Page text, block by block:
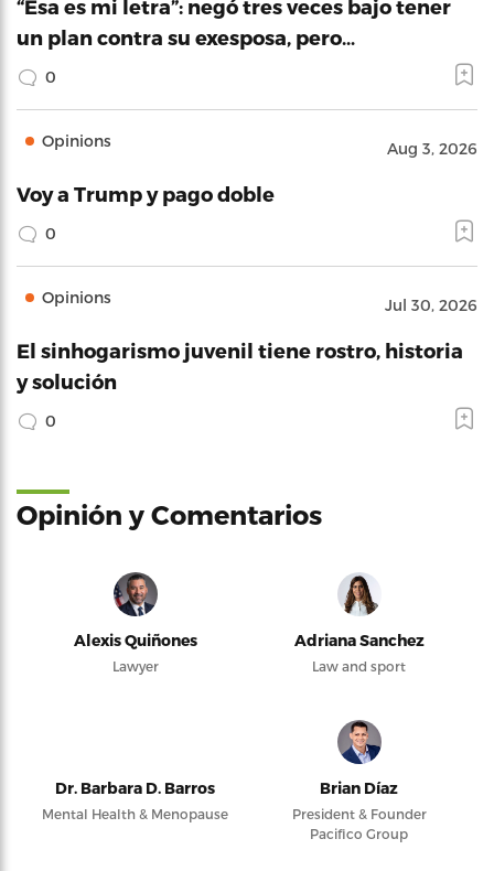
“Esa es mi letra”: negó tres veces bajo tener
un plan contra su exesposa, pero…
0
Opinions Aug 3, 2026
Voy a Trump y pago doble
0
Opinions Jul 30, 2026
El sinhogarismo juvenil tiene rostro, historia
y solución
0
Opinión y Comentarios
Alexis Quiñones
Lawyer
Adriana Sanchez
Law and sport
Dr. Barbara D. Barros
Mental Health & Menopause
Brian Díaz
President & Founder
Pacifico Group